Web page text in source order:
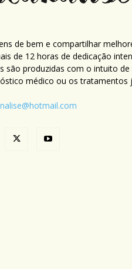
de bem e compartilhar
de 12 horas de dedicação
são produzidas com o intuito
médico ou os tratamentos